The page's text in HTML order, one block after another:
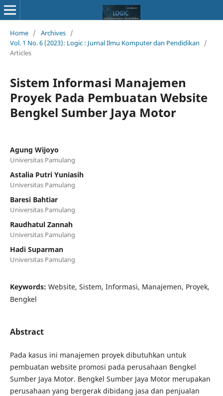
Home / Archives /
Vol. 1 No. 6 (2023): Logic : Jurnal Ilmu Komputer dan Pendidikan
/
Articles
Sistem Informasi Manajemen
Proyek Pada Pembuatan Website
Bengkel Sumber Jaya Motor
Agung Wijoyo
Universitas Pamulang
Astalia Putri Yuniasih
Universitas Pamulang
Baresi Bahtiar
Universitas Pamulang
Raudhatul Zannah
Universitas Pamulang
Hadi Suparman
Universitas Pamulang
Keywords: Website, Sistem, Informasi, Manajemen, Proyek,
Bengkel
Abstract
Pada kasus ini manajemen proyek dibutuhkan untuk
pembuatan website promosi pada perusahaan Bengkel
Sumber Jaya Motor. Bengkel Sumber Jaya Motor merupakan
perusahaan yang bergerak dibidang jasa dan penjualan